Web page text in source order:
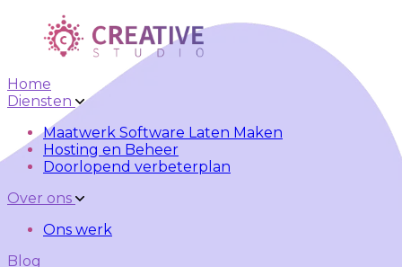
Skip to main content Skip to navigation
Home
Diensten
Maatwerk Software Laten Maken
Hosting en Beheer
Doorlopend verbeterplan
Over ons
Ons werk
Blog